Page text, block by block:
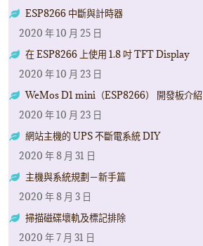
ESP8266 中斷與計時器
2020 年 10 月 25 日
在 ESP8266 上使用 1.8 吋 TFT Display
2020 年 10 月 23 日
WeMos D1 mini（ESP8266） 開發板介紹
2020 年 10 月 23 日
網站主機的 UPS 不斷電系統 DIY
2020 年 8 月 31 日
主機與系統規劃－新手篇
2020 年 8 月 3 日
掃描磁碟壞軌及標記排除
2020 年 7 月 31 日